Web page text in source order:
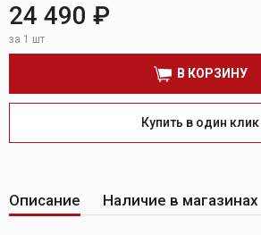
24 490 ₽
за 1 шт
В КОРЗИНУ
Купить в один клик
Описание Наличие в магазинах